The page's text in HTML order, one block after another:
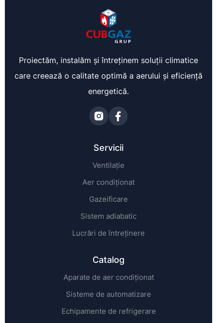
Proiectăm, instalăm și întreținem soluții climatice
care creează o calitate optimă a aerului și eficiență
energetică.
Servicii
Ventilație
Aer condiționat
Gazeificare
Sistem adiabatic
Lucrări de întreținere
Catalog
Aparate de aer condiționat
Sisteme de automatizare
Echipamente de refrigerare